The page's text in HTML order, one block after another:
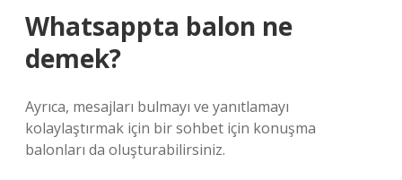
Whatsappta balon ne
demek?
Ayrıca, mesajları bulmayı ve yanıtlamayı
kolaylaştırmak için bir sohbet için konuşma
balonları da oluşturabilirsiniz.